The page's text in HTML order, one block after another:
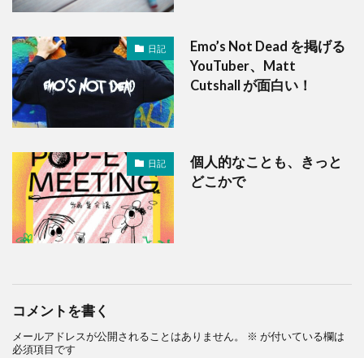
日記
Emo’s Not Dead を掲げる
YouTuber、Matt
Cutshall が面白い！
日記
個人的なことも、きっと
どこかで
コメントを書く
メールアドレスが公開されることはありません。 ※ が付いている欄は
必須項目です